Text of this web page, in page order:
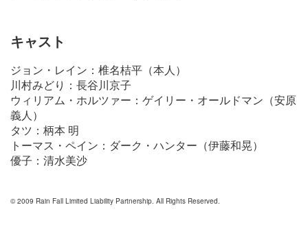
キャスト
ジョン・レイン：椎名桔平（本人）
川村みどり：長谷川京子
ウィリアム・ホルツァー：ゲイリー・オールドマン（安原
義人）
タツ：柄本 明
トーマス・ペイン：ダーク・ハンター（伊藤和晃）
優子：清水美沙
© 2009 Rain Fall Limited Liability Partnership. All Rights Reserved.